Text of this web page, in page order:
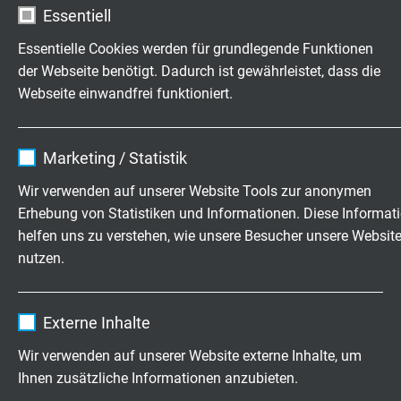
Essentiell
Essentielle Cookies werden für grundlegende Funktionen
der Webseite benötigt. Dadurch ist gewährleistet, dass die
Webseite einwandfrei funktioniert.
Laufzeit 1 Jahr
Marketing / Statistik
Wir verwenden auf unserer Website Tools zur anonymen
Erhebung von Statistiken und Informationen. Diese
helfen uns zu verstehen, wie unsere Besucher unsere Website
nutzen.
Laufzeit 2 Jahre
Externe Inhalte
Wir verwenden auf unserer Website externe Inhalte, um
Ihnen zusätzliche Informationen anzubieten.
Artikel anfragen
L64121415 14 x 1,50 mm² 18,3 mm
Artikel anfragen
Artikel anfragen
L64120225 2 x 2,50 mm² 10,2 mm
Artikel anfragen
L64120425 4 x 2,50 mm² 12,1 mm
Artikel anfragen